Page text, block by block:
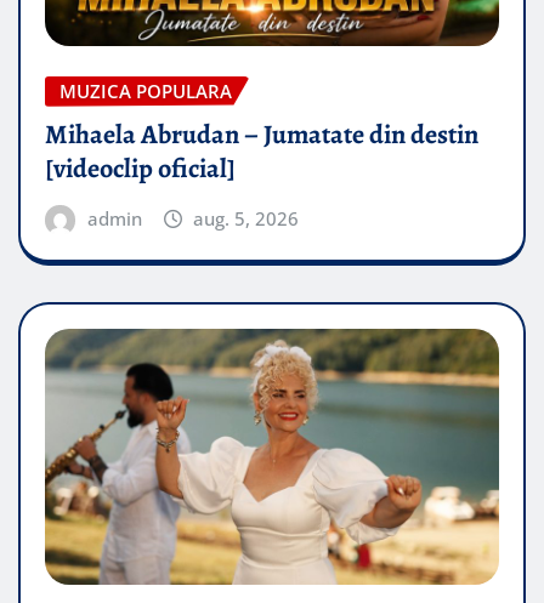
MUZICA POPULARA
Mihaela Abrudan – Jumatate din destin
[videoclip oficial]
admin aug. 5, 2026